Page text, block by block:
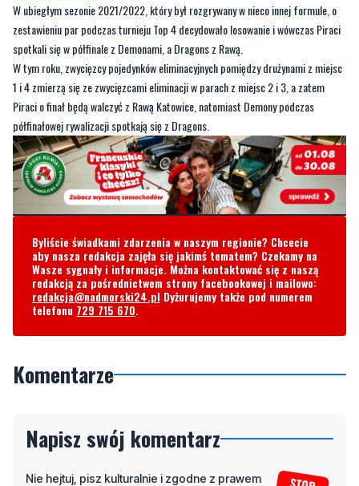
W ubiegłym sezonie 2021/2022, który był rozgrywany w nieco innej formule, o
zestawieniu par podczas turnieju Top 4 decydowało losowanie i wówczas Piraci
spotkali się w półfinale z Demonami, a Dragons z Rawą.
W tym roku, zwycięzcy pojedynków eliminacyjnych pomiędzy drużynami z miejsc
1 i 4 zmierzą się ze zwycięzcami eliminacji w parach z miejsc 2 i 3, a zatem
Piraci o finał będą walczyć z Rawą Katowice, natomiast Demony podczas
półfinałowej rywalizacji spotkają się z Dragons.
Byliście świadkami zdarzenia w naszym regionie? Chcecie
aby nasza redakcja zajęła się jakimś tematem? Czekamy na
Wasze sygnały i informacje. Można kontaktować się z naszą
redakcją za pośrednictwem strony facebookowej i mailowo:
redakcja@nadmorski24.pl Dyżurujemy także pod numerem
telefonu 729 715 670.
Komentarze
Napisz swój komentarz
Nie hejtuj, pisz kulturalnie i zgodne z prawem